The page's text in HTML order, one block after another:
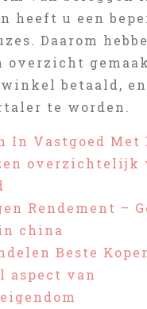
heeft u een
Daarom
overzicht
betaald,
te worden.
In Vastgoed Met
overzichtelijk
Rendement –
china
Beste
aspect van